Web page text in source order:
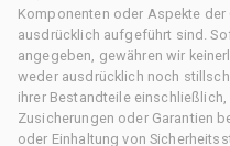
Komponenten oder Aspekte
ausdrücklich aufgeführt sind.
angegeben, gewähren wir
weder ausdrücklich noch
ihrer Bestandteile
Zusicherungen oder Garantien
oder Einhaltung von